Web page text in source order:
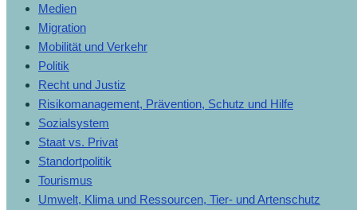
Medien
Migration
Mobilität und Verkehr
Politik
Recht und Justiz
Risikomanagement, Prävention, Schutz und Hilfe
Sozialsystem
Staat vs. Privat
Standortpolitik
Tourismus
Umwelt, Klima und Ressourcen, Tier- und Artenschutz